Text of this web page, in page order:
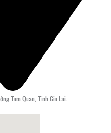
Tam Quan, Tỉnh Gia Lai.